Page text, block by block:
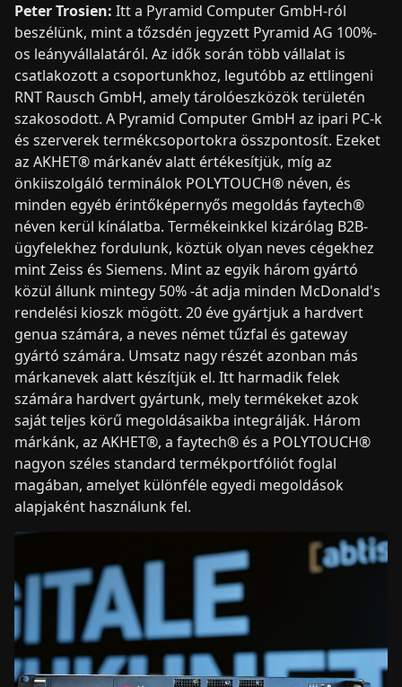
Peter Trosien: Itt a Pyramid Computer GmbH-ról
beszélünk, mint a tőzsdén jegyzett Pyramid AG 100%-
os leányvállalatáról. Az idők során több vállalat is
csatlakozott a csoportunkhoz, legutóbb az ettlingeni
RNT Rausch GmbH, amely tárolóeszközök területén
szakosodott. A Pyramid Computer GmbH az ipari PC-k
és szerverek termékcsoportokra összpontosít. Ezeket
az AKHET® márkanév alatt értékesítjük, míg az
önkiiszolgáló terminálok POLYTOUCH® néven, és
minden egyéb érintőképernyős megoldás faytech®
néven kerül kínálatba. Termékeinkkel kizárólag B2B-
ügyfelekhez fordulunk, köztük olyan neves cégekhez
mint Zeiss és Siemens. Mint az egyik három gyártó
közül állunk mintegy 50% -át adja minden McDonald's
rendelési kioszk mögött. 20 éve gyártjuk a hardvert
genua számára, a neves német tűzfal és gateway
gyártó számára. Umsatz nagy részét azonban más
márkanevek alatt készítjük el. Itt harmadik felek
számára hardvert gyártunk, mely termékeket azok
saját teljes körű megoldásaikba integrálják. Három
márkánk, az AKHET®, a faytech® és a POLYTOUCH®
nagyon széles standard termékportfóliót foglal
magában, amelyet különféle egyedi megoldások
alapjaként használunk fel.